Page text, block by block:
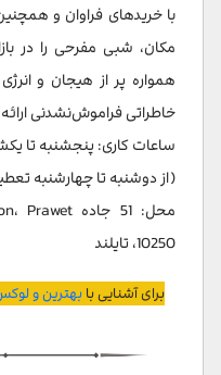
با خریدهای فراوان و
مکان، شبی مفرحی را در
همواره پر از هیجان و
خاطراتی فراموش‌نشدنی
(از دوشنبه تا چهارشنبه
10250، تایلند
برای آشنایی بابهترین و